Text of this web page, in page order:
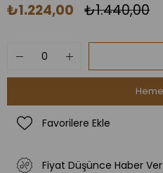
₺1.440,00
₺1.224,00
Favorilere Ekle
Fiyat Düşünce Haber Ver